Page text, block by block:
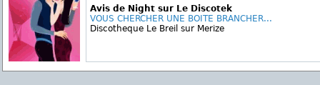
Avis de Night sur Le Discotek
VOUS CHERCHER UNE BOITE BRANCHER...
Discotheque Le Breil sur Merize